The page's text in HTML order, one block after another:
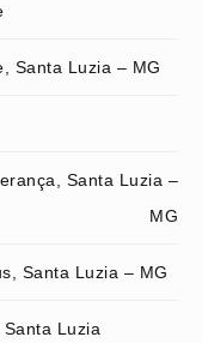
Santa Luzia – MG
Santa Luzia –
MG
Santa Luzia – MG
Luzia